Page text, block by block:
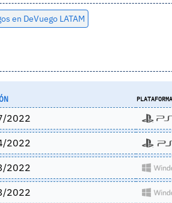
en DeVuego LATAM
PLATAFORMA
2022
2022
2022
2022